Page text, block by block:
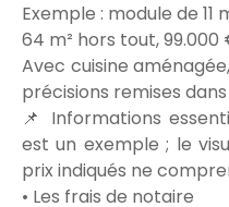
Exemple : module de
64 m² hors tout, 99.000
Avec cuisine
précisions remises
📌 Informations
est un exemple ; le
prix indiqués ne
• Les frais de notaire